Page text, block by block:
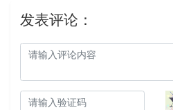
发表评论：